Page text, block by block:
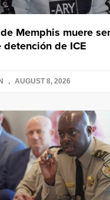
Memphis muere
de ICE
AUGUST 8, 2026